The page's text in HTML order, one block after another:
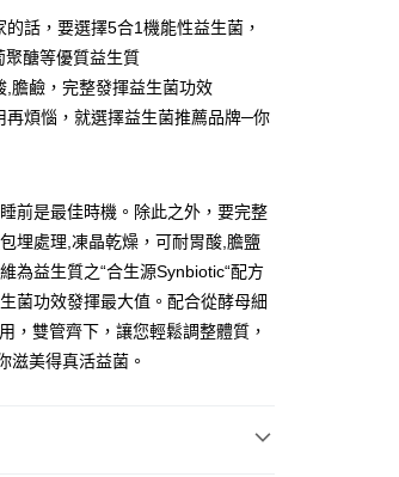
哥大用戶可立即使用無須另外申請。
額請依後續交易確認頁面所載為準。
才付款」的支付方式。 讓您購物簡單
話，要選擇5合1機能性益生菌，
醣等優質益生質
膽鹼，完整發揮益生菌功效
再煩惱，就選擇益生菌推薦品牌─你
前是最佳時機。除此之外，要完整
埋處理,凍晶乾燥，可耐胃酸,膽鹽
為益生質之“合生源Synbiotic“配方
菌功效發揮最大值。配合從酵母細
，雙管齊下，讓您輕鬆調整體質，
滋美得真活益菌。